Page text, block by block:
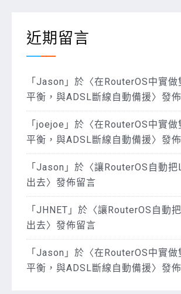
近期留言
「 Jason 」於〈在RouterOS中實做
平衡，與ADSL斷線自動備援〉發
「 joejoe 」於〈在RouterOS中實做
平衡，與ADSL斷線自動備援〉發
「 Jason 」於〈讓RouterOS自動
出去〉發佈留言
「 JHNET 」於〈讓RouterOS自動
出去〉發佈留言
「 Jason 」於〈在RouterOS中實做
平衡，與ADSL斷線自動備援〉發